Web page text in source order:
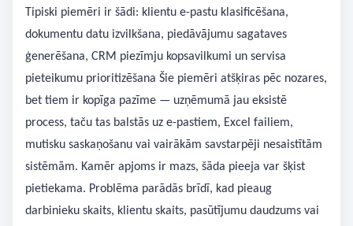
Tipiski piemēri ir šādi: klientu e-pastu klasificēšana,
dokumentu datu izvilkšana, piedāvājumu sagataves
ģenerēšana, CRM piezīmju kopsavilkumi un servisa
pieteikumu prioritizēšana Šie piemēri atšķiras pēc nozares,
bet tiem ir kopīga pazīme — uzņēmumā jau eksistē
process, taču tas balstās uz e-pastiem, Excel failiem,
mutisku saskaņošanu vai vairākām savstarpēji nesaistītām
sistēmām. Kamēr apjoms ir mazs, šāda pieeja var šķist
pietiekama. Problēma parādās brīdī, kad pieaug
darbinieku skaits, klientu skaits, pasūtījumu daudzums vai